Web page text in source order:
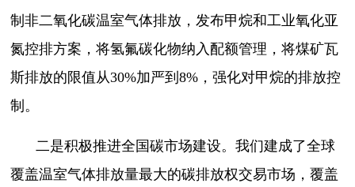
制非二氧化碳温室气体排放，发布甲烷和工业氧化亚
氮控排方案，将氢氟碳化物纳入配额管理，将煤矿瓦
斯排放的限值从30%加严到8%，强化对甲烷的排放控
制。
二是积极推进全国碳市场建设。我们建成了全球
覆盖温室气体排放量最大的碳排放权交易市场，覆盖